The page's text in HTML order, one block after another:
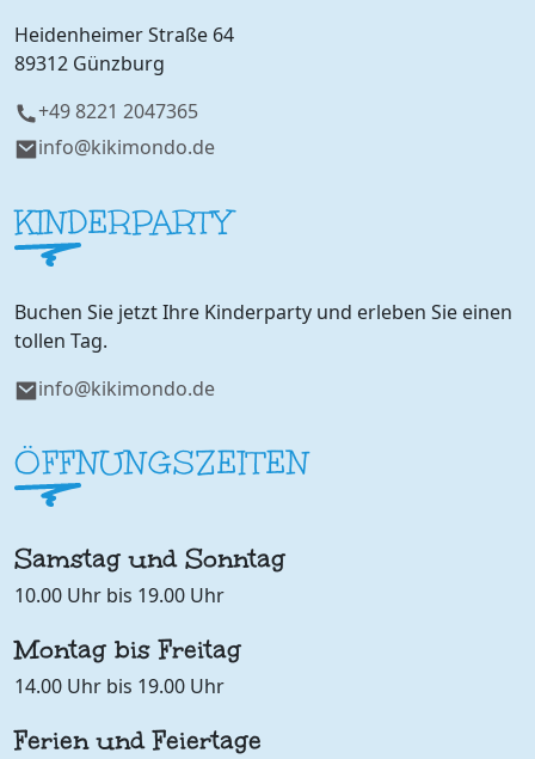
Heidenheimer Straße 64
89312 Günzburg
+49 8221 2047365
info@kikimondo.de
KINDERPARTY
Buchen Sie jetzt Ihre Kinderparty und erleben Sie einen
tollen Tag.
info@kikimondo.de
ÖFFNUNGSZEITEN
Samstag und Sonntag
10.00 Uhr bis 19.00 Uhr
Montag bis Freitag
14.00 Uhr bis 19.00 Uhr
Ferien und Feiertage